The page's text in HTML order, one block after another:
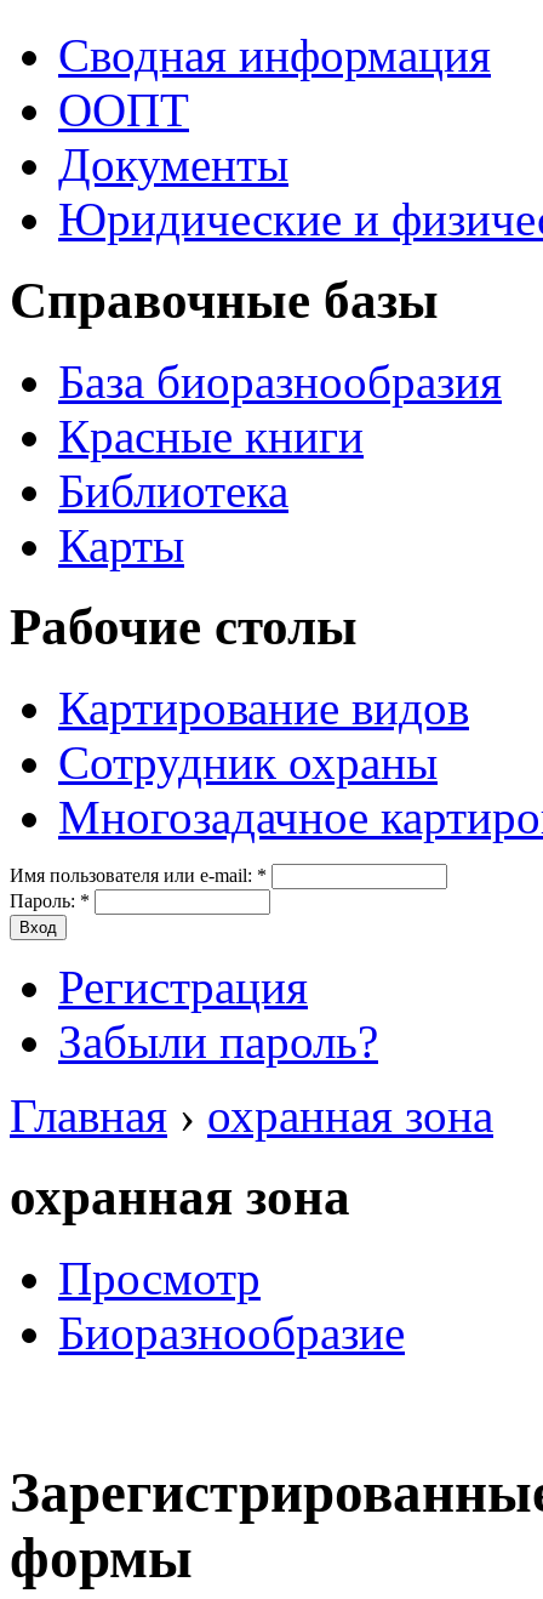
Сводная информация
ООПТ
Документы
Юридические и
Справочные базы
База биоразнообразия
Красные книги
Библиотека
Карты
Рабочие столы
Картирование видов
Сотрудник охраны
Многозадачное
Имя пользователя или e-mail: *
Пароль: *
Регистрация
Забыли пароль?
Главная › охранная зона
охранная зона
Просмотр
Биоразнообразие
формы